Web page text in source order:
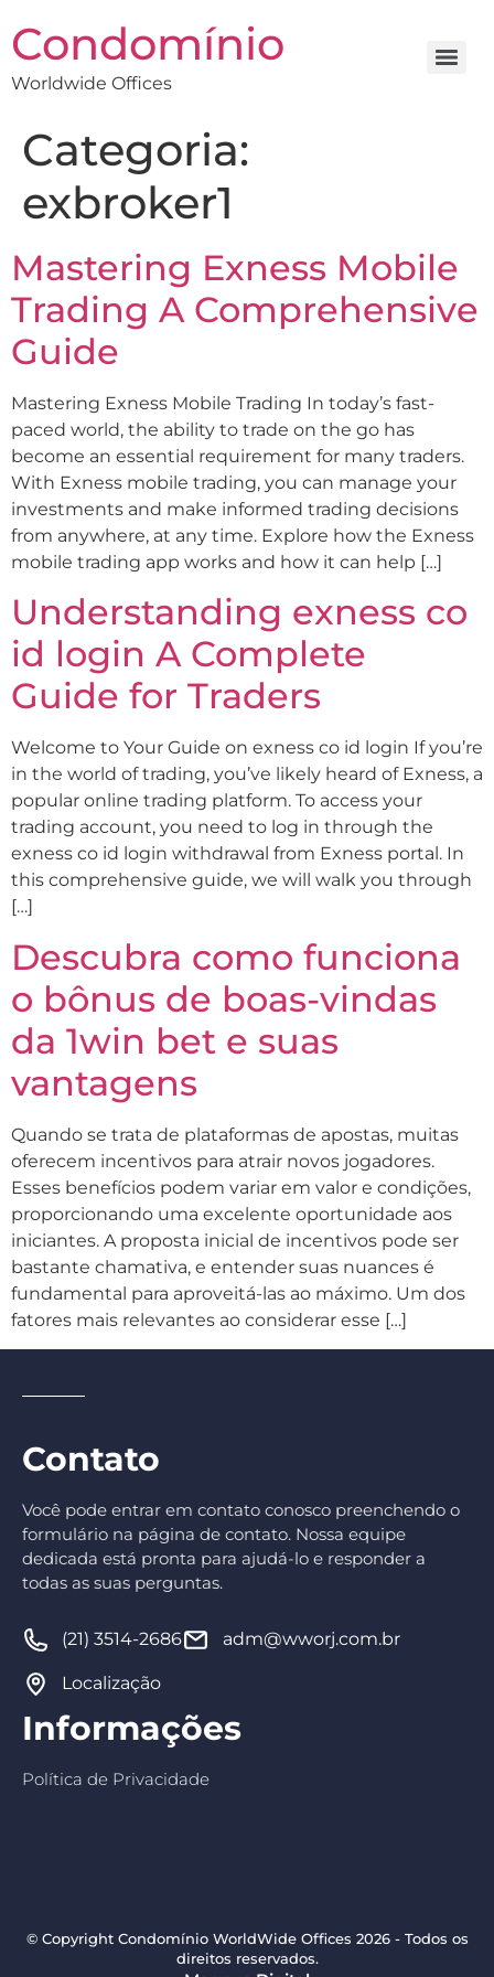
Condomínio
Worldwide Offices
Categoria:
exbroker1
Mastering Exness Mobile
Trading A Comprehensive
Guide
Mastering Exness Mobile Trading In today’s fast-
paced world, the ability to trade on the go has
become an essential requirement for many traders.
With Exness mobile trading, you can manage your
investments and make informed trading decisions
from anywhere, at any time. Explore how the Exness
mobile trading app works and how it can help […]
Understanding exness co
id login A Complete
Guide for Traders
Welcome to Your Guide on exness co id login If you’re
in the world of trading, you’ve likely heard of Exness, a
popular online trading platform. To access your
trading account, you need to log in through the
exness co id login withdrawal from Exness portal. In
this comprehensive guide, we will walk you through
[…]
Descubra como funciona
o bônus de boas-vindas
da 1win bet e suas
vantagens
Quando se trata de plataformas de apostas, muitas
oferecem incentivos para atrair novos jogadores.
Esses benefícios podem variar em valor e condições,
proporcionando uma excelente oportunidade aos
iniciantes. A proposta inicial de incentivos pode ser
bastante chamativa, e entender suas nuances é
fundamental para aproveitá-las ao máximo. Um dos
fatores mais relevantes ao considerar esse […]
Contato
Você pode entrar em contato conosco preenchendo o
formulário na página de contato. Nossa equipe
dedicada está pronta para ajudá-lo e responder a
todas as suas perguntas.
(21) 3514-2686 adm@wworj.com.br
Localização
Informações
Política de Privacidade
© Copyright Condomínio WorldWide Offices 2026 - Todos os
direitos reservados.